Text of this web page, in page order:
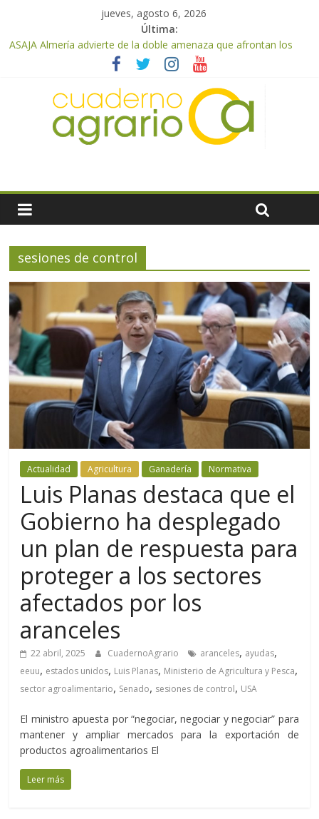
jueves, agosto 6, 2026
Última:
ASAJA Almería advierte de la doble amenaza que afrontan los
cítricos: la clorosis y la caída de los precios
ASAJA Almería: las primeras recolecciones de almendra
confirman una cosecha desigual marcada por las inclemencias
meteorológicas y la incertidumbre en los precios
El Ministerio de Agricultura, Pesca y Alimentación autoriza el
pago de 85 millones adicionales de ayudas de la PAC de
Cooperativas Agro-alimentarias de Andalucía celebra la
activación del mecanismo de regulación de oferta de aceite de
sesiones de control
Actualidad Agricultura Ganadería Normativa
Luis Planas destaca que el
Gobierno ha desplegado
un plan de respuesta para
proteger a los sectores
afectados por los
aranceles
22 abril, 2025 CuadernoAgrario aranceles, ayudas,
eeuu, estados unidos, Luis Planas, Ministerio de Agricultura y Pesca,
sector agroalimentario, Senado, sesiones de control, USA
El ministro apuesta por “negociar, negociar y negociar” para
mantener y ampliar mercados para la exportación de
productos agroalimentarios El
Leer más